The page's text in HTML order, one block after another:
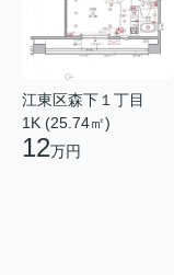
江東区森下１丁目
1K (25.74㎡)
12万円